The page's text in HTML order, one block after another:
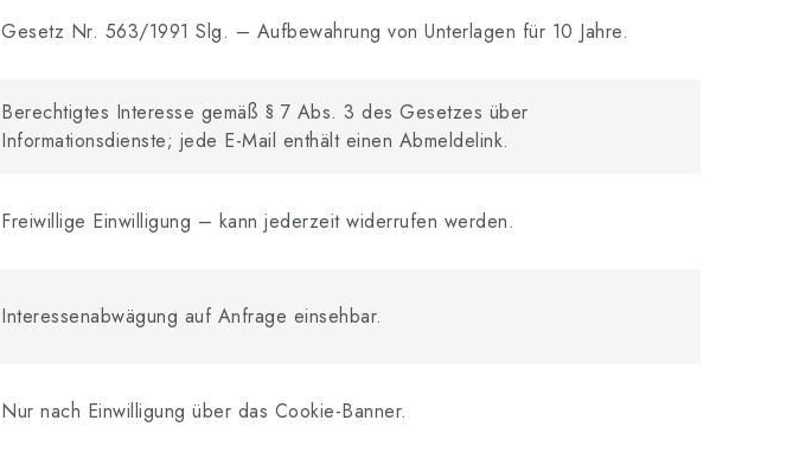
Gesetz Nr. 563/1991 Slg. – Aufbewahrung von Unterlagen für 10 Jahre.
Berechtigtes Interesse gemäß § 7 Abs. 3 des Gesetzes über
Informationsdienste; jede E-Mail enthält einen Abmeldelink.
Freiwillige Einwilligung – kann jederzeit widerrufen werden.
Interessenabwägung auf Anfrage einsehbar.
Nur nach Einwilligung über das Cookie-Banner.